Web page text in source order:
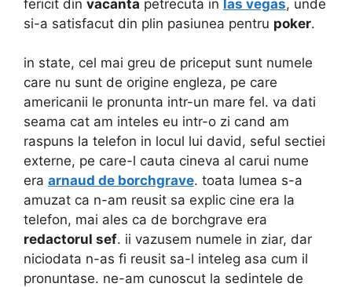
fericit din vacanta petrecuta in las vegas, unde
si-a satisfacut din plin pasiunea pentru poker.
in state, cel mai greu de priceput sunt numele
care nu sunt de origine engleza, pe care
americanii le pronunta intr-un mare fel. va dati
seama cat am inteles eu intr-o zi cand am
raspuns la telefon in locul lui david, seful sectiei
externe, pe care-l cauta cineva al carui nume
era arnaud de borchgrave. toata lumea s-a
amuzat ca n-am reusit sa explic cine era la
telefon, mai ales ca de borchgrave era
redactorul sef. ii vazusem numele in ziar, dar
niciodata n-as fi reusit sa-l inteleg asa cum il
pronuntase. ne-am cunoscut la sedintele de